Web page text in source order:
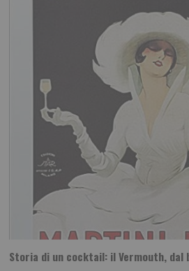
Storia di un cocktail: il Vermouth,